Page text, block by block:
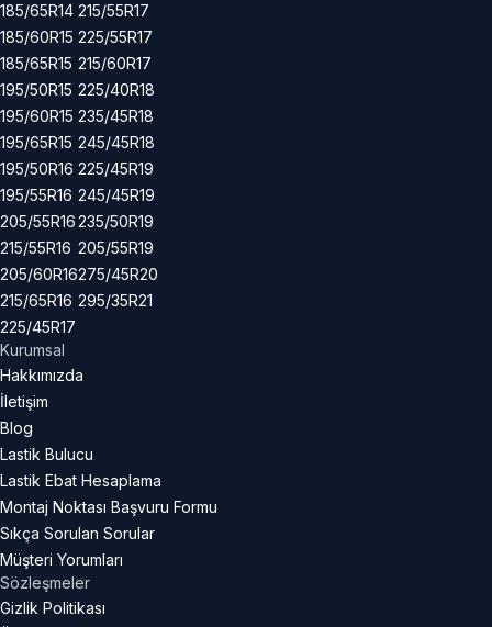
185/65R14
185/60R15
185/65R15
195/50R15
195/60R15
195/65R15
195/50R16
195/55R16
205/55R16
215/55R16
205/60R16
215/65R16
225/45R17
215/55R17
225/55R17
215/60R17
225/40R18
235/45R18
245/45R18
225/45R19
245/45R19
235/50R19
205/55R19
275/45R20
295/35R21
Kurumsal
Hakkımızda
İletişim
Blog
Lastik Bulucu
Lastik Ebat Hesaplama
Montaj Noktası Başvuru Formu
Sıkça Sorulan Sorular
Müşteri Yorumları
Sözleşmeler
Gizlik Politikası